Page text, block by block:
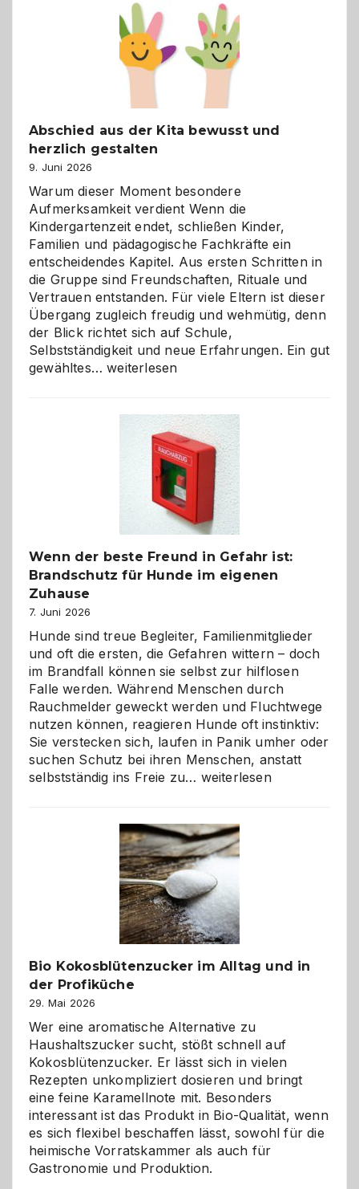
besser
verstehen
Abschied aus der Kita bewusst und
herzlich gestalten
9. Juni 2026
Warum dieser Moment besondere
Aufmerksamkeit verdient Wenn die
Kindergartenzeit endet, schließen Kinder,
Familien und pädagogische Fachkräfte ein
entscheidendes Kapitel. Aus ersten Schritten in
die Gruppe sind Freundschaften, Rituale und
Vertrauen entstanden. Für viele Eltern ist dieser
Übergang zugleich freudig und wehmütig, denn
der Blick richtet sich auf Schule,
Selbstständigkeit und neue Erfahrungen. Ein gut
gewähltes…Abschied
bewusst
herzlich
gestalten
weiterlesen
Wenn der beste Freund in Gefahr ist:
Brandschutz für Hunde im eigenen
Zuhause
7. Juni 2026
Hunde sind treue Begleiter, Familienmitglieder
und oft die ersten, die Gefahren wittern – doch
im Brandfall können sie selbst zur hilflosen
Falle werden. Während Menschen durch
Rauchmelder geweckt werden und Fluchtwege
nutzen können, reagieren Hunde oft instinktiv:
Sie verstecken sich, laufen in Panik umher oder
suchen Schutz bei ihren Menschen, anstatt
selbstständig ins Freie zu… Wenn
Freund
in
Gefahr
ist:
Brandschutz
für
Hunde
eigenen
weiterlesen
Bio Kokosblütenzucker im Alltag und in
der Profiküche
29. Mai 2026
Wer eine aromatische Alternative zu
Haushaltszucker sucht, stößt schnell auf
Kokosblütenzucker. Er lässt sich in vielen
Rezepten unkompliziert dosieren und bringt
eine feine Karamellnote mit. Besonders
interessant ist das Produkt in Bio-Qualität, wenn
es sich flexibel beschaffen lässt, sowohl für die
heimische Vorratskammer als auch für
Gastronomie und Produktion.